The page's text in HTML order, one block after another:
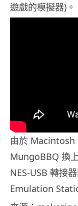
遊戲的模擬器)。
由於 Macintosh
MungoBBQ 換
NES-USB 轉接
Emulation